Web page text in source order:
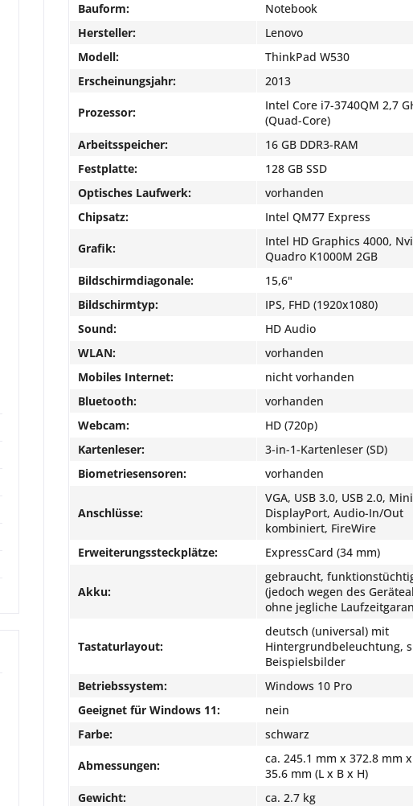
Bauform:
Notebook
Hersteller:
Lenovo
Modell:
ThinkPad W530
Erscheinungsjahr:
2013
Prozessor:
Intel Core i7-3740QM 2,7
(Quad-Core)
Arbeitsspeicher:
16 GB DDR3-RAM
Festplatte:
128 GB SSD
Optisches Laufwerk:
vorhanden
Chipsatz:
Intel QM77 Express
Grafik:
Intel HD Graphics 4000,
Quadro K1000M 2GB
Bildschirmdiagonale:
15,6"
Bildschirmtyp:
IPS, FHD (1920x1080)
Sound:
HD Audio
WLAN:
vorhanden
Mobiles Internet:
nicht vorhanden
Bluetooth:
vorhanden
Webcam:
HD (720p)
Kartenleser:
3-in-1-Kartenleser (SD)
Biometriesensoren:
vorhanden
Anschlüsse:
VGA, USB 3.0, USB 2.0, Mini
DisplayPort, Audio-In/Out
kombiniert, FireWire
Erweiterungssteckplätze:
ExpressCard (34 mm)
Akku:
gebraucht,
(jedoch wegen des
ohne jegliche
Tastaturlayout:
deutsch (universal) mit
Hintergrundbeleuchtung,
Beispielsbilder
Betriebssystem:
Windows 10 Pro
Geeignet für Windows 11:
nein
Farbe:
schwarz
Abmessungen:
ca. 245.1 mm x 372.8 mm x
35.6 mm (L x B x H)
Gewicht:
ca. 2.7 kg